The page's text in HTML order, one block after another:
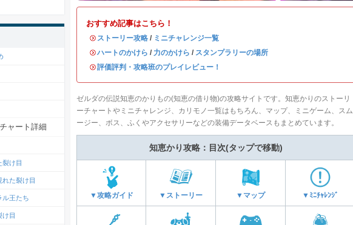
おすすめ記事はこちら！
・ ストーリー攻略 / ミニチャレンジ一覧
・ハートのかけら / 力のかけら / スタンプラリーの場所
・評価評判・攻略班のプレイレビュー！
ゼルダの伝説知恵のかりもの(知恵の借り物)の攻略サイトです。知恵かりのストーリ
ーチャートやミニチャレンジ、カリモノ一覧はもちろん、マップ、ミニゲーム、スム
ージー、ボス、ふくやアクセサリーなどの装備データベースもまとめています。
知恵かり攻略：目次(タップで移動)
▼攻略ガイド ▼ストーリー ▼マップ ▼ﾐﾆﾁｬﾚﾝｼﾞ
ャート詳細
裂け目
れた裂け目
ル王たち
け目